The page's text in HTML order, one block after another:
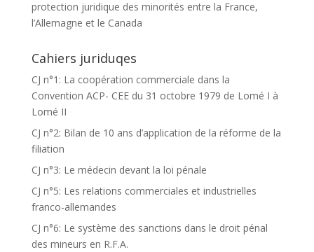
protection juridique des minorités entre la France,
l’Allemagne et le Canada
Cahiers juriduqes
CJ n°1: La coopération commerciale dans la
Convention ACP- CEE du 31 octobre 1979 de Lomé I à
Lomé II
CJ n°2: Bilan de 10 ans d’application de la réforme de la
filiation
CJ n°3: Le médecin devant la loi pénale
CJ n°5: Les relations commerciales et industrielles
franco-allemandes
CJ n°6: Le système des sanctions dans le droit pénal
des mineurs en R.F.A.